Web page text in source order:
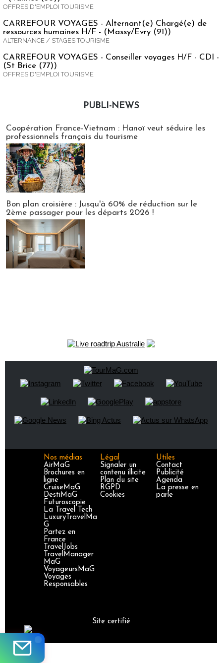
OFFRES D'EMPLOI TOURISME
CARREFOUR VOYAGES - Alternant(e) Chargé(e) de
ressources humaines H/F - (Massy/Evry (91))
ALTERNANCE / STAGES TOURISME
CARREFOUR VOYAGES - Conseiller voyages H/F - CDI -
(St Brice (77))
OFFRES D'EMPLOI TOURISME
PUBLI-NEWS
Coopération France-Vietnam : Hanoï veut séduire les
professionnels français du tourisme
Bon plan croisière : Jusqu'à 60% de réduction sur le
2ème passager pour les départs 2026 !
Nos médias
AirMaG
Brochures en
ligne
CruiseMaG
DestiMaG
Futuroscopie
La Travel Tech
LuxuryTravelMa
G
Partez en
France
TravelJobs
TravelManager
MaG
VoyageursMaG
Voyages
Responsables
Légal
Signaler un
contenu illicite
Plan du site
RGPD
Cookies
Utiles
Contact
Publicité
Agenda
La presse en
parle
Site certifié